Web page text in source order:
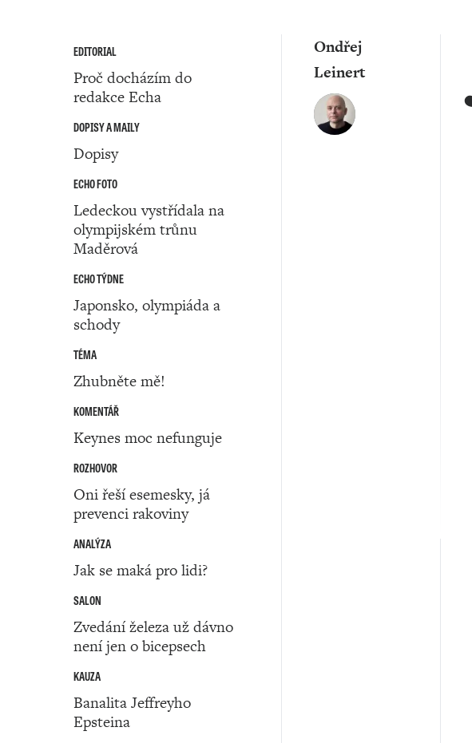
EDITORIAL
Proč docházím do
redakce Echa
DOPISY A MAILY
Dopisy
ECHO FOTO
Ledeckou vystřídala na
olympijském trůnu
Maděrová
ECHO TÝDNE
Japonsko, olympiáda a
schody
TÉMA
Zhubněte mě!
KOMENTÁŘ
Keynes moc nefunguje
ROZHOVOR
Oni řeší esemesky, já
prevenci rakoviny
ANALÝZA
Jak se maká pro lidi?
SALON
Zvedání železa už dávno
není jen o bicepsech
KAUZA
Banalita Jeffreyho
Epsteina
Ondřej
Leinert